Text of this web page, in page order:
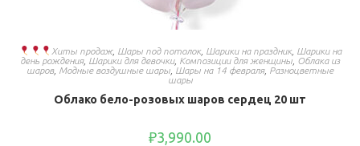
Хиты продаж, Шары под потолок, Шарики на праздник, Шарики на
день рождения, Шарики для девочки, Композиции для женщины Облака из
шаров, Модные воздушные шары Шары на 14 февраля, Разноцветные
шары
Облако бело-розовых шаров сердец 20 шт
₽3,990.00